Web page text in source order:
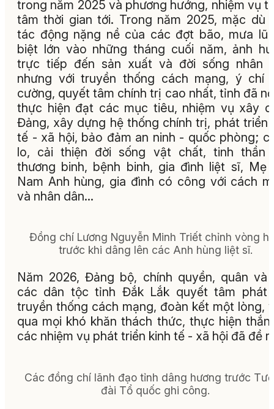
trong năm 2025 và phương hướng, nhiệm vụ
tâm thời gian tới. Trong năm 2025, mặc dù
tác động nặng nề của các đợt bão, mưa lũ
biệt lớn vào những tháng cuối năm, ảnh
trực tiếp đến sản xuất và đời sống nhân
nhưng với truyền thống cách mạng, ý chí
cường, quyết tâm chính trị cao nhất, tỉnh đã
thực hiện đạt các mục tiêu, nhiệm vụ xây
Đảng, xây dựng hệ thống chính trị, phát triển
tế - xã hội, bảo đảm an ninh - quốc phòng;
lo, cải thiện đời sống vật chất, tinh thần
thương binh, bệnh binh, gia đình liệt sĩ, Mẹ
Nam Anh hùng, gia đình có công với cách
và nhân dân...
Đồng chí Lương Nguyễn Minh Triết chỉnh vòng
trước khi dâng lên các Anh hùng liệt sĩ.
Năm 2026, Đảng bộ, chính quyền, quân và
các dân tộc tỉnh Đắk Lắk quyết tâm phát
truyền thống cách mạng, đoàn kết một lòng,
qua mọi khó khăn thách thức, thực hiện
các nhiệm vụ phát triển kinh tế - xã hội đã đề
Các đồng chí lãnh đạo tỉnh dâng hương trước
đài Tổ quốc ghi công.